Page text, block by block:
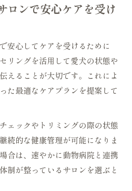
ロンで安心ケアを受け
安心してケアを受けるために
リングを活用して愛犬の状態や
えることが大切です。これによ
た最適なケアプランを提案して
ェックやトリミングの際の状態
続的な健康管理が可能になりま
合は、速やかに動物病院と連携
制が整っているサロンを選ぶと